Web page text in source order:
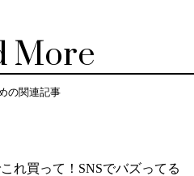
More
の関連記事
これ買って！SNSでバズってる